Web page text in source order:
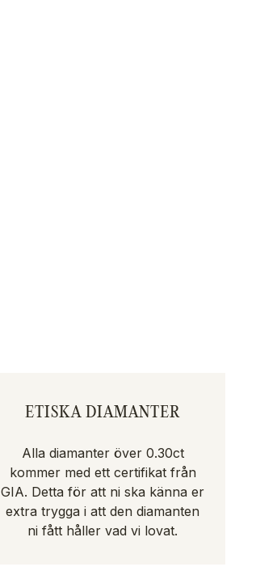
ETISKA DIAMANTER
Alla diamanter över 0.30ct
kommer med ett certifikat från
GIA. Detta för att ni ska känna er
extra trygga i att den diamanten
ni fått håller vad vi lovat.